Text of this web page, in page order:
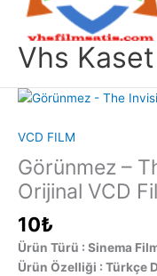
Vhs
VCD FILM
Görünmez –
Orijinal VCD
10₺
Ürün Türü : Sinema
Ürün Özelliği : Türkçe